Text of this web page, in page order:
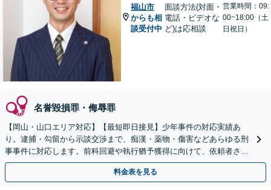
福山市
からも相
談受付中
面談方法(対面・
電話・ビデオな
ど)は応相談
営業時間：09:
00~18:00（土
日祝日）
名誉毀損罪・侮辱罪
【岡山・山口エリア対応】【最短即日接見】少年事件の対応実績あ
り。逮捕・勾留から示談交渉まで、痴漢・薬物・傷害などあらゆる刑
事事件に対応します。前科回避や執行猶予獲得に向けて、依頼者さま
とご家族に寄り添いサポートいたします
料金表を見る